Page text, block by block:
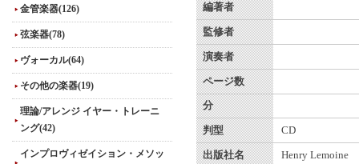
金管楽器(126)
弦楽器(78)
ヴォーカル(64)
その他の楽器(19)
理論/アレンジ イヤー・トレーニ
ング(42)
インプロヴィゼイション・メソッ
編著者
監修者
演奏者
ページ数
分
判型 CD
出版社名 Henry Lemoine